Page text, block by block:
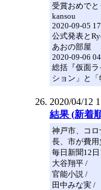
受賞おめで
kansou
2020-09-05
公式発表と
あおの部屋
2020-09-06
総括『仮面
ション」と「
2020/04/12
結果 (新着
神戸市、コロ
長、市が費用
毎日新聞12
大谷翔平 /
官能小説 /
田中みな実 /